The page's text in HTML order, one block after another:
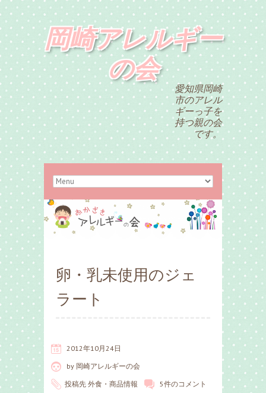
岡崎アレルギー
の会
愛知県岡崎
市のアレル
ギーっ子を
持つ親の会
です。
卵・乳未使用のジェ
ラート
2012年10月24日
by 岡崎アレルギーの会
投稿先 外食・商品情報 5件のコメント